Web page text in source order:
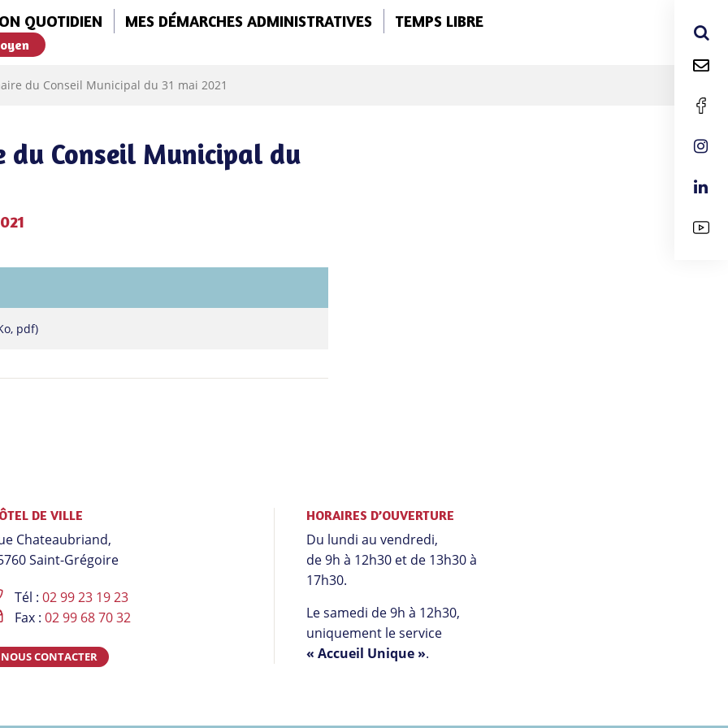
QUOTIDIEN MES DÉMARCHES ADMINISTRATIVES TEMPS LIBRE
du Conseil Municipal du 31 mai 2021
du Conseil Municipal du
pdf
DE VILLE
Chateaubriand,
Saint-Grégoire
Tél : 02 99 23 19 23
Fax : 02 99 68 70 32
NOUS CONTACTER
HORAIRES D’OUVERTURE
Du lundi au vendredi,
de 9h à 12h30 et de 13h30 à
17h30.
Le samedi de 9h à 12h30,
uniquement le service
« Accueil Unique ».